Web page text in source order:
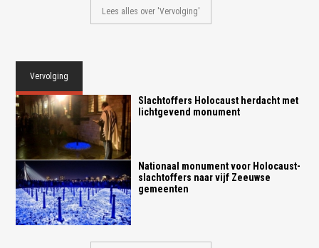
Lees alles over 'Vervolging'
Vervolging
Slachtoffers Holocaust herdacht met
lichtgevend monument
Nationaal monument voor Holocaust-
slachtoffers naar vijf Zeeuwse
gemeenten